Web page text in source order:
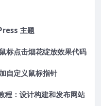
主题
标点击烟花绽放效果代码
自定义鼠标指针
：设计构建和发布网站